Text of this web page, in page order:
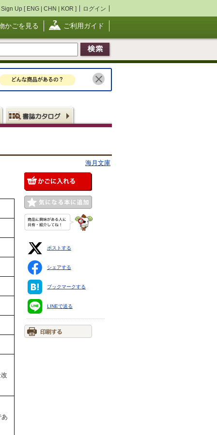
Sign Up [ ENG | CHN | KOR ] ログイン
かごを見る ご利用ガイド
海月文庫
ポストする
シェアする
ブックマークする
LINEで送る